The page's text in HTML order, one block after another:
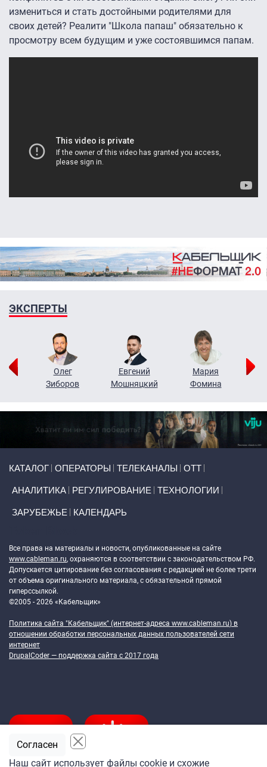
измениться и стать достойными родителями для
своих детей? Реалити "Школа папаш" обязательно к
просмотру всем будущим и уже состоявшимся папам.
ЭКСПЕРТЫ
Олег
Зиборов
Евгений
Мошняцкий
Мария
Фомина
КАТАЛОГ ОПЕРАТОРЫ ТЕЛЕКАНАЛЫ ОТТ
АНАЛИТИКА РЕГУЛИРОВАНИЕ ТЕХНОЛОГИИ
ЗАРУБЕЖЬЕ КАЛЕНДАРЬ
Все права на материалы и новости, опубликованные на сайте
www.cableman.ru, охраняются в соответствии с законодательством РФ.
Допускается цитирование без согласования с редакцией не более трети
от объема оригинального материала, с обязательной прямой
гиперссылкой.
©2005 - 2026 «Кабельщик»
Политика сайта "Кабельщик" (интернет-адреса www.cableman.ru) в
отношении обработки персональных данных пользователей сети
интернет
DrupalCoder — поддержка сайта c 2017 года
Наш сайт использует файлы cookie и схожие
Согласен